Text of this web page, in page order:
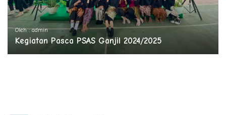
Oleh : admin
Kegiatan Pasca PSAS Ganjil 2024/2025